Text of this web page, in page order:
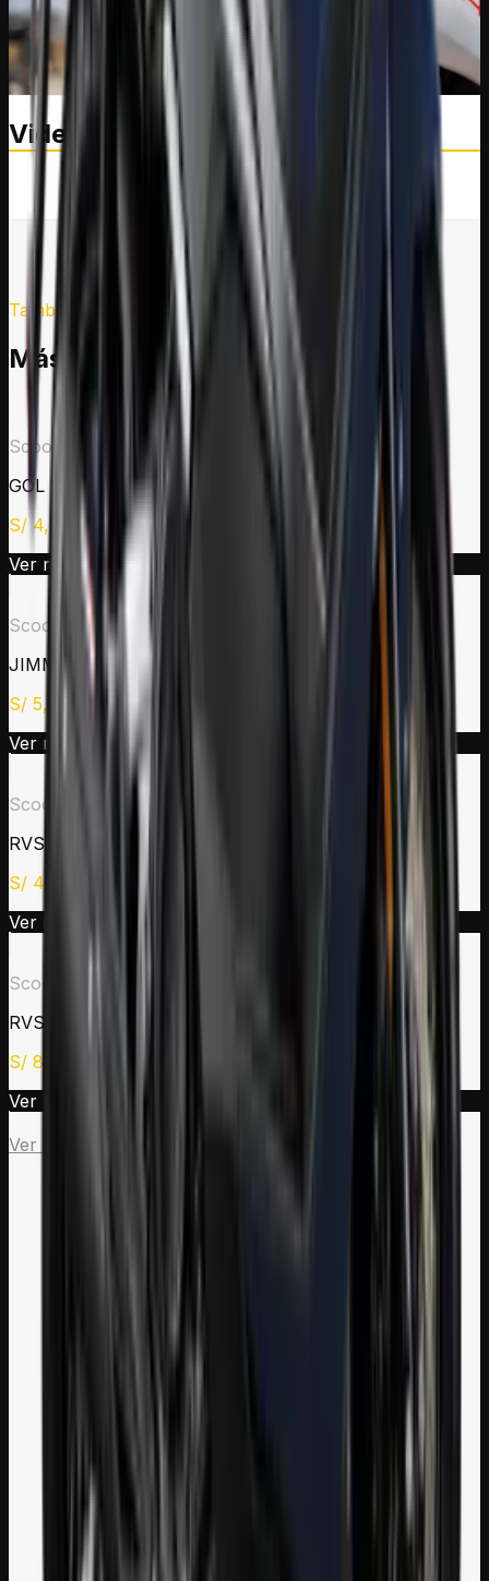
Videos destacados
También te puede interesar
Más motos Scooter
Scooter
GOL 125
S/4,390
Ver modelo →
Scooter
JIMMY 150
S/ 5,190
Ver modelo →
Scooter
RVS 150
S/ 4,890
Ver modelo →
Scooter
RVS 175
S/ 8,890
Ver modelo →
Ver todos los modelos de